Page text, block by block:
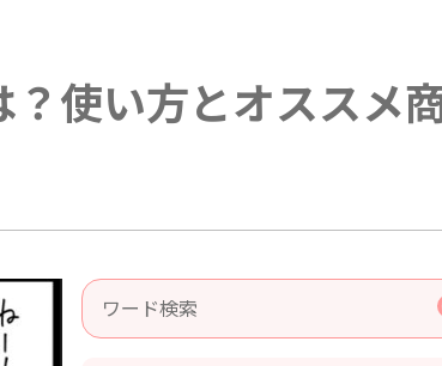
使い方とオススメ